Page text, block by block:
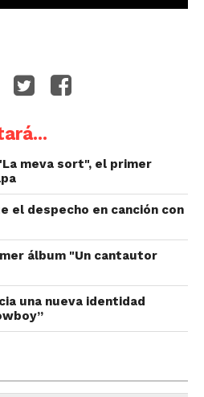
meva sort", el primer
el despecho en canción con
álbum "Un cantautor
una nueva identidad